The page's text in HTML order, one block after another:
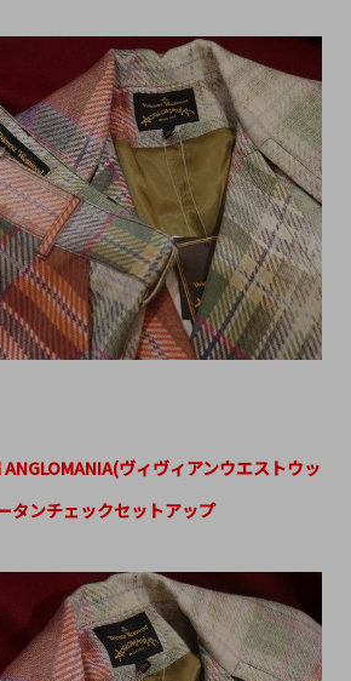
ヴィヴィアンウエストウッ
タンチェックセットアップ